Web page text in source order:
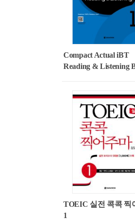
Compact Actual iBT
Reading & Listening
TOEIC 실전 콕콕 찍
1